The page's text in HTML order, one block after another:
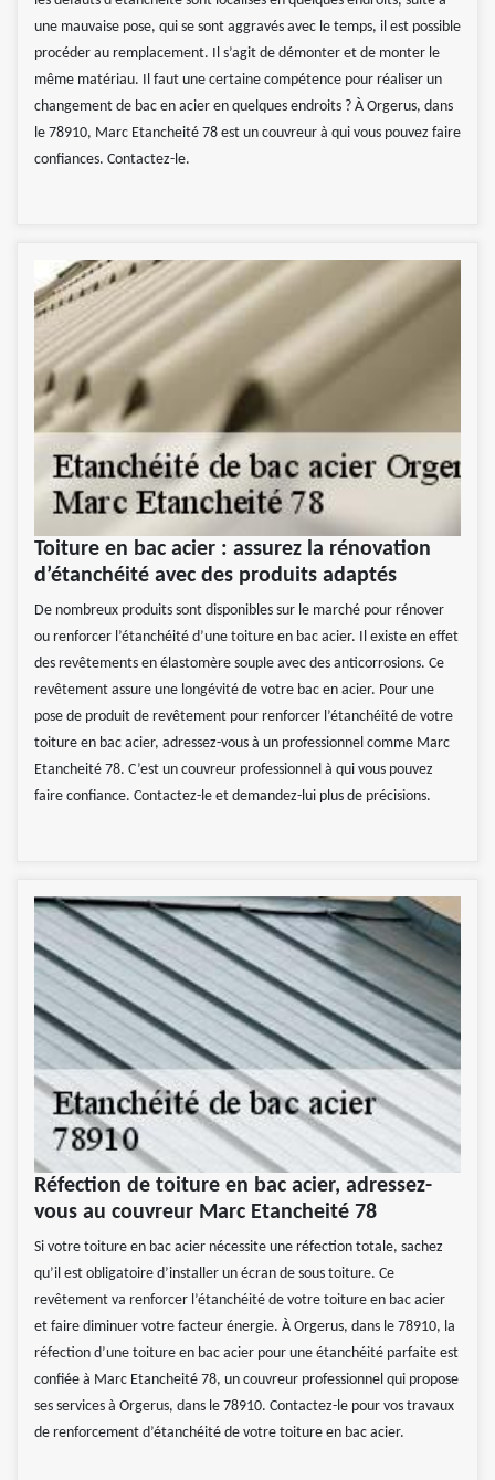
une mauvaise pose, qui se sont aggravés avec le temps, il est possible
procéder au remplacement. Il s’agit de démonter et de monter le
même matériau. Il faut une certaine compétence pour réaliser un
changement de bac en acier en quelques endroits ? À Orgerus, dans
le 78910, Marc Etancheité 78 est un couvreur à qui vous pouvez faire
confiances. Contactez-le.
Toiture en bac acier : assurez la rénovation
d’étanchéité avec des produits adaptés
De nombreux produits sont disponibles sur le marché pour rénover
ou renforcer l’étanchéité d’une toiture en bac acier. Il existe en effet
des revêtements en élastomère souple avec des anticorrosions. Ce
revêtement assure une longévité de votre bac en acier. Pour une
pose de produit de revêtement pour renforcer l’étanchéité de votre
toiture en bac acier, adressez-vous à un professionnel comme Marc
Etancheité 78. C’est un couvreur professionnel à qui vous pouvez
faire confiance. Contactez-le et demandez-lui plus de précisions.
Réfection de toiture en bac acier, adressez-
vous au couvreur Marc Etancheité 78
Si votre toiture en bac acier nécessite une réfection totale, sachez
qu’il est obligatoire d’installer un écran de sous toiture. Ce
revêtement va renforcer l’étanchéité de votre toiture en bac acier
et faire diminuer votre facteur énergie. À Orgerus, dans le 78910, la
réfection d’une toiture en bac acier pour une étanchéité parfaite est
confiée à Marc Etancheité 78, un couvreur professionnel qui propose
ses services à Orgerus, dans le 78910. Contactez-le pour vos travaux
de renforcement d’étanchéité de votre toiture en bac acier.